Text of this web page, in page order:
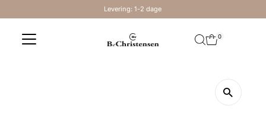
Levering: 1-2 dage
0